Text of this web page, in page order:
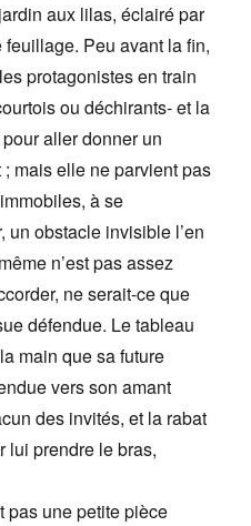
aux lilas, éclairé par
Peu avant la fin,
protagonistes en train
ou déchirants- et la
aller donner un
mais elle ne parvient pas
à se
un obstacle invisible l’en
n’est pas assez
ne serait-ce que
défendue. Le tableau
main que sa future
vers son amant
des invités, et la rabat
lui prendre le bras,
une petite pièce